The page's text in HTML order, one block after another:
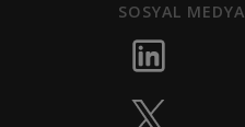
SOSYAL MEDYA